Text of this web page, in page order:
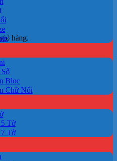
hàng.
Bloc
Chữ Nổi
Tờ
Tờ